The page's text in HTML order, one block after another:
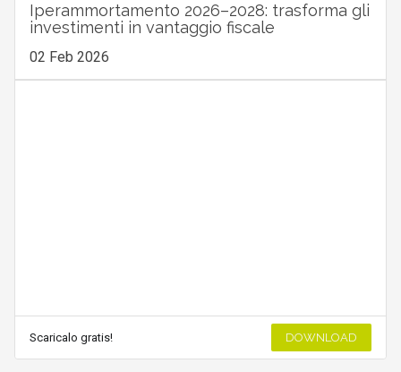
Iperammortamento 2026–2028: trasforma gli
investimenti in vantaggio fiscale
02 Feb 2026
Scaricalo gratis! DOWNLOAD